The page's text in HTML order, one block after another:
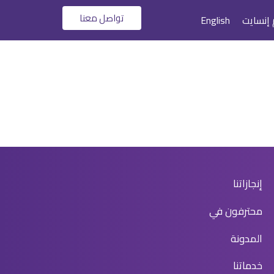
إنسايت English تواصل معنا
إنجازاتنا
محترفون في
المدونة
خدماتنا